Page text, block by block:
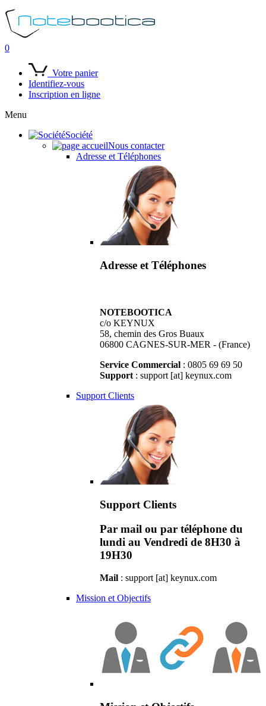
0
Votre panier
Identifiez-vous
Inscription en ligne
Menu
Société
Nous contacter
Adresse et Téléphones
Adresse et Téléphones
NOTEBOOTICA
c/o KEYNUX
58, chemin des Gros Buaux
06800 CAGNES-SUR-MER - (France)
Service Commercial : 0805 69 69 50
Support : support [at] keynux.com
Support Clients
Support Clients
Par mail ou par téléphone du
lundi au Vendredi de 8H30 à
19H30
Mail : support [at] keynux.com
Mission et Objectifs